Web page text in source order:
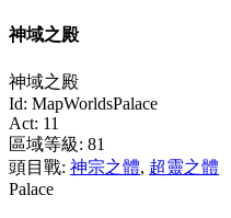
神域之殿
神域之殿
Id: MapWorldsPalace
Act: 11
區域等級: 81
頭目戰: 神宗之體, 超靈之體
Palace